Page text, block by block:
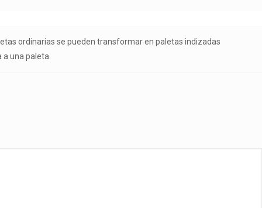
ordinarias se pueden transformar en paletas indizadas
una paleta.